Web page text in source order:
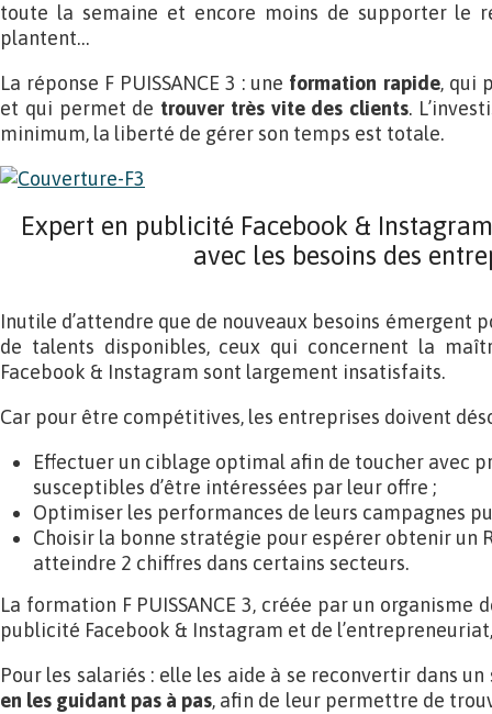
toute la semaine et encore moins de supporter le
plantent…
La réponse F PUISSANCE 3 : une formation rapide, qui
et qui permet de trouver très vite des clients.
minimum, la liberté de gérer son temps est totale.
Expert en publicité Facebook &
avec les besoins des
Inutile d’attendre que de nouveaux besoins émergent
de talents disponibles, ceux qui concernent la
Facebook & Instagram sont largement insatisfaits.
Car pour être compétitives, les entreprises doivent
Effectuer un ciblage optimal afin de toucher avec
susceptibles d’être intéressées par leur offre ;
Optimiser les performances de leurs campagnes
Choisir la bonne stratégie pour espérer obtenir un
atteindre 2 chiffres dans certains secteurs.
La formation F PUISSANCE 3, créée par un
publicité Facebook & Instagram et de
Pour les salariés : elle les aide à se reconvertir dans
en les guidant pas à pas, afin de leur permettre de